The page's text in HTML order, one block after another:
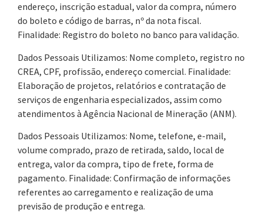
endereço, inscrição estadual, valor da compra, número
do boleto e código de barras, nº da nota fiscal.
Finalidade: Registro do boleto no banco para validação.
Dados Pessoais Utilizamos: Nome completo, registro no
CREA, CPF, profissão, endereço comercial. Finalidade:
Elaboração de projetos, relatórios e contratação de
serviços de engenharia especializados, assim como
atendimentos à Agência Nacional de Mineração (ANM).
Dados Pessoais Utilizamos: Nome, telefone, e-mail,
volume comprado, prazo de retirada, saldo, local de
entrega, valor da compra, tipo de frete, forma de
pagamento. Finalidade: Confirmação de informações
referentes ao carregamento e realização de uma
previsão de produção e entrega.